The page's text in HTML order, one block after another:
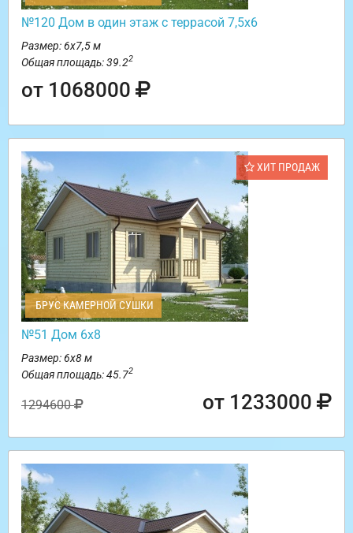
№120 Дом в один этаж с террасой 7,5х6
Размер: 6х7,5 м
Общая площадь: 39.22
от 1068000
ХИТ ПРОДАЖ
БРУС КАМЕРНОЙ СУШКИ
№51 Дом 6х8
Размер: 6х8 м
Общая площадь: 45.72
1294600 от 1233000